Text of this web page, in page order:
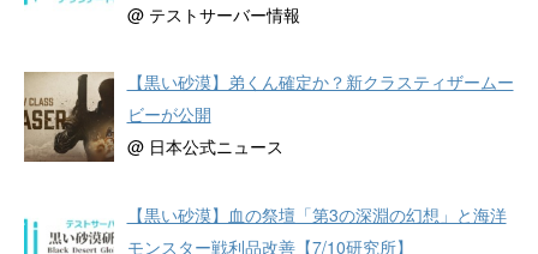
@ テストサーバー情報
【黒い砂漠】弟くん確定か？新クラスティザームー
ビーが公開
@ 日本公式ニュース
【黒い砂漠】血の祭壇「第3の深淵の幻想」と海洋
モンスター戦利品改善【7/10研究所】